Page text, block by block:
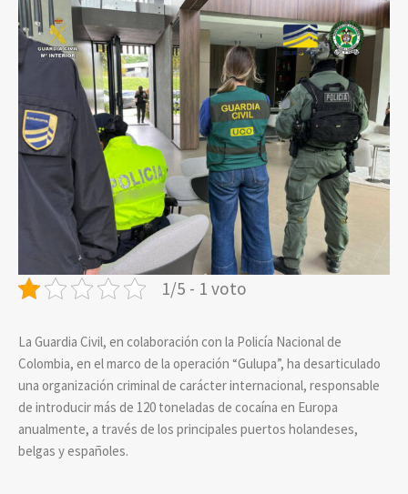
1/5 - 1 voto
La Guardia Civil, en colaboración con la Policía Nacional de
Colombia, en el marco de la operación “Gulupa”, ha desarticulado
una organización criminal de carácter internacional, responsable
de introducir más de 120 toneladas de cocaína en Europa
anualmente, a través de los principales puertos holandeses,
belgas y españoles.